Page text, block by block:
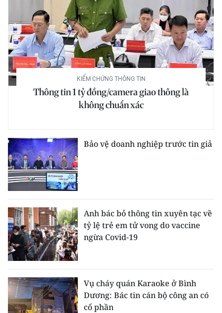
KIỂM CHỨNG THÔNG TIN
Thông tin 1 tỷ đồng/camera giao thông là
không chuẩn xác
Bảo vệ doanh nghiệp trước tin giả
Anh bác bỏ thông tin xuyên tạc về
tỷ lệ trẻ em tử vong do vaccine
ngừa Covid-19
Vụ cháy quán Karaoke ở Bình
Dương: Bác tin cán bộ công an có
cổ phần